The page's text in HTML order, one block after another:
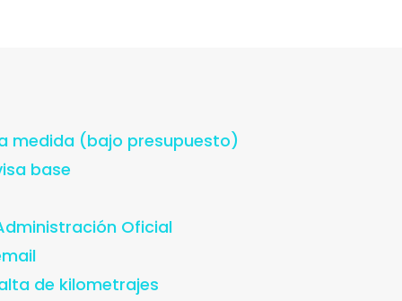
medida (bajo presupuesto)
base
Oficial
de kilometrajes